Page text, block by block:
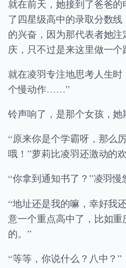
就在前天，她接到了爸爸
了四星级高中的录取分数
的兴奋，因为那代表者她
庆，只不过是来这里做一个
就在凌羽专注地思考人生
个慢动作……”
铃声响了，是那个女孩，她
“原来你是个学霸呀，那么
哦！”萝莉比凌羽还激动的欢
“你拿到通知书了？”凌羽慢
“地址还是我的嘛，幸好我
意一个重点高中了，比如
的。”
“等等，你说什么？八中？”